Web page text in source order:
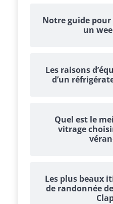
Notre guide
un
Les raisons
d’un
Quel est le
vitrage
Les plus beaux
de randonnée